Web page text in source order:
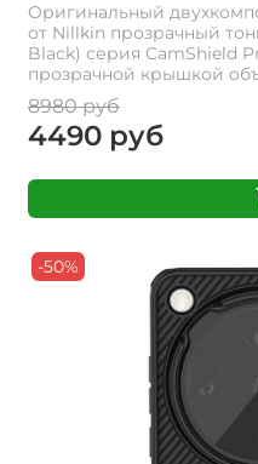
Оригинальный
от Nillkin прозрачный
Black) серия CamShield
прозрачной крышкой
8980 руб
4490 руб
-50%